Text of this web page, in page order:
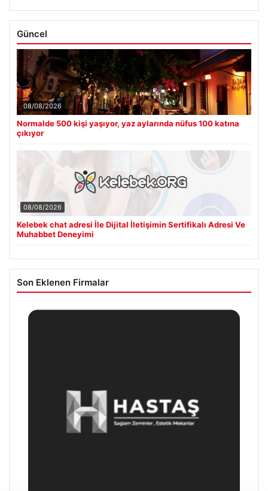
Güncel
08/08/2026
Normalde 500 kişi yaşıyor, yaz aylarında nüfus 100 katına
çıkıyor
08/08/2026
Kelebek chat adresi İle Dijital İletişimin Sertifikalı Adresi Ve
Muhabbet Deneyimi
Son Eklenen Firmalar